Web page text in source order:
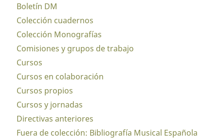
Boletín DM
Colección cuadernos
Colección Monografías
Comisiones y grupos de trabajo
Cursos
Cursos en colaboración
Cursos propios
Cursos y jornadas
Directivas anteriores
Fuera de colección: Bibliografía Musical Española